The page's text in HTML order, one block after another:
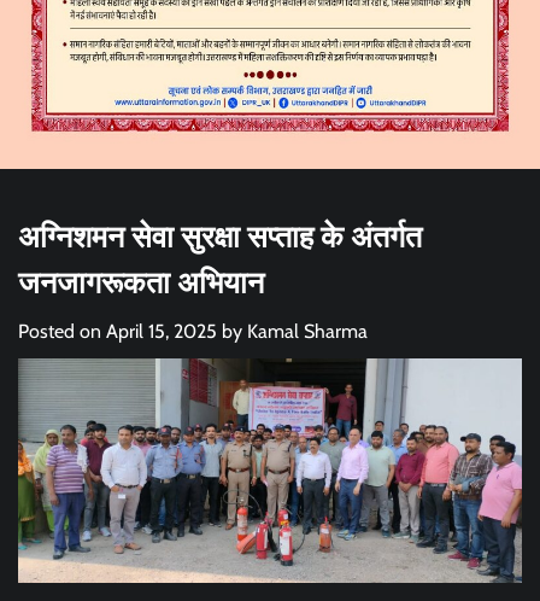
अग्निशमन सेवा सुरक्षा सप्ताह के अंतर्गत
जनजागरूकता अभियान
Posted on April 15, 2025 by Kamal Sharma